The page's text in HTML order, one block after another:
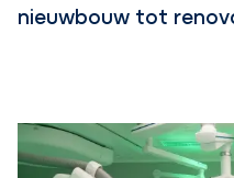
nieuwbouw tot